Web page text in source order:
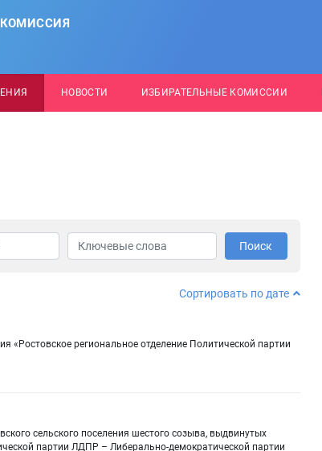
НОВОСТИ ИЗБИРАТЕЛЬНЫЕ КОМИССИИ
Поиск
Сортировать по дате
«Ростовское региональное отделение Политической партии
сельского поселения шестого созыва, выдвинутых
партии ЛДПР – Либерально-демократической партии